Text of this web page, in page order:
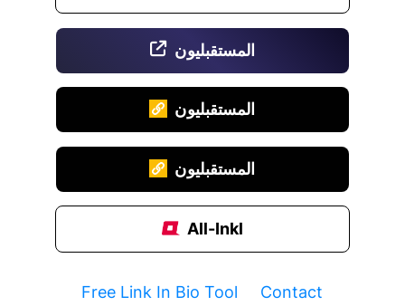
المستقبليون
المستقبليون
المستقبليون
All-Inkl
Free Link In Bio Tool Contact